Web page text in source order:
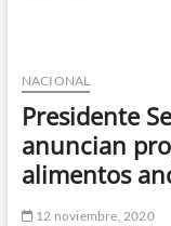
Mínimo
Garantizado:
más
$700
millones
NACIONAL
Presidente
anuncian
alimentos
12 noviembre, 2020